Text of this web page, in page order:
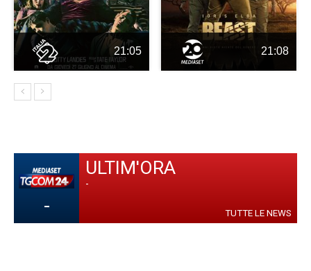
21:05 21:08
-
ULTIM'ORA
-
TUTTE LE NEWS